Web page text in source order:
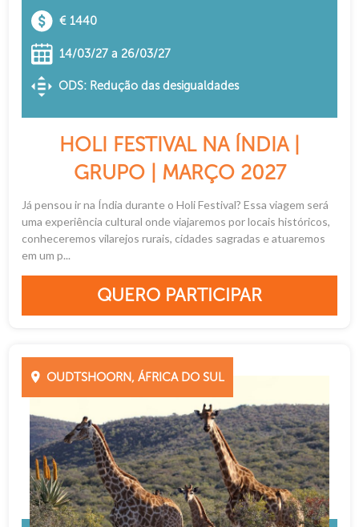
€ 1440
14/03/27 a 26/03/27
ODS: Redução das desigualdades
HOLI FESTIVAL NA ÍNDIA |
GRUPO | MARÇO 2027
Já pensou ir na Índia durante o Holi Festival? Essa viagem será
uma experiência cultural onde viajaremos por locais históricos,
conheceremos vilarejos rurais, cidades sagradas e atuaremos
em um p...
QUERO PARTICIPAR
OUDTSHOORN, ÁFRICA DO SUL